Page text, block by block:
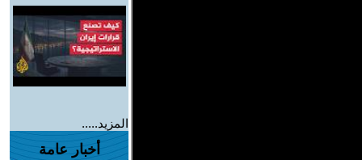
المزيد.....
أخبار عامة